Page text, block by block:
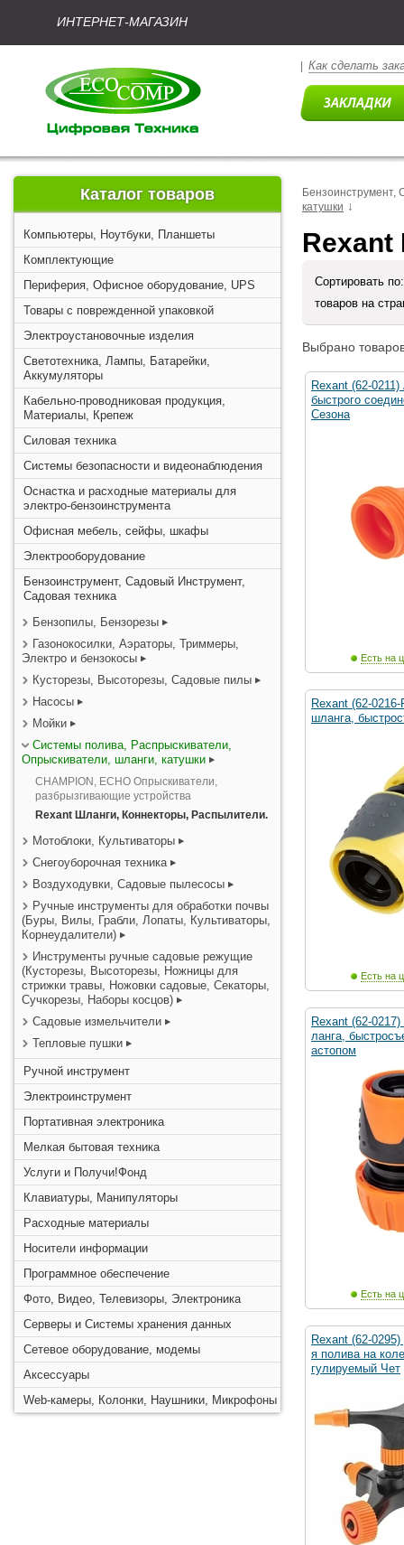
ИНТЕРНЕТ-МАГАЗИН
Как сделать
Каталог товаров
Компьютеры, Ноутбуки, Планшеты
Комплектующие
Периферия, Офисное оборудование, UPS
Товары с поврежденной упаковкой
Электроустановочные изделия
Светотехника, Лампы, Батарейки,
Аккумуляторы
Кабельно-проводниковая продукция,
Материалы, Крепеж
Силовая техника
Системы безопасности и видеонаблюдения
Оснастка и расходные материалы для
электро-бензоинструмента
Офисная мебель, сейфы, шкафы
Электрооборудование
Бензоинструмент, Садовый Инструмент,
Садовая техника
Бензопилы, Бензорезы
Газонокосилки, Аэраторы, Триммеры,
Электро и бензокосы
Кусторезы, Высоторезы, Садовые пилы
Насосы
Мойки
Системы полива, Распрыскиватели,
Опрыскиватели, шланги, катушки
CHAMPION, ECHO Опрыскиватели,
разбрызгивающие устройства
Rexant Шланги, Коннекторы, Распылители.
Мотоблоки, Культиваторы
Снегоуборочная техника
Воздуходувки, Садовые пылесосы
Ручные инструменты для обработки почвы
(Буры, Вилы, Грабли, Лопаты, Культиваторы,
Корнеудалители)
Инструменты ручные садовые режущие
(Кусторезы, Высоторезы, Ножницы для
стрижки травы, Ножовки садовые, Секаторы,
Сучкорезы, Наборы косцов)
Садовые измельчители
Тепловые пушки
Ручной инструмент
Электроинструмент
Портативная электроника
Мелкая бытовая техника
Услуги и Получи!Фонд
Клавиатуры, Манипуляторы
Расходные материалы
Носители информации
Программное обеспечение
Фото, Видео, Телевизоры, Электроника
Серверы и Системы хранения данных
Сетевое оборудование, модемы
Аксессуары
Web-камеры, Колонки, Наушники, Микрофоны
Бензоинструмент,
катушки ↓
Сортировать
товаров на
Выбрано
Rexant (62-
быстрого
Сезона
Есть на
Rexant (62-
шланга,
Есть на
Rexant (62-
ланга,
астопом
Есть на
Rexant (62-
я полива на
гулируемый Чет